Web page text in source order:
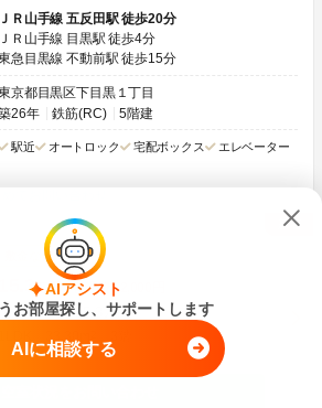
ＪＲ山手線 五反田駅 徒歩20分
ＪＲ山手線 目黒駅 徒歩4分
急目黒線 不動前駅 徒歩15分
京都目黒区下目黒１丁目
26年
鉄筋(RC) 5階建
駅近 オートロック 宅配ボックス エレベーター
敷金なし
15.3万円 管理費 12,000円
敷
0円 礼 15.3万円
33.30m
AIアシスト
お部屋探し、サポートします
AIに相談する